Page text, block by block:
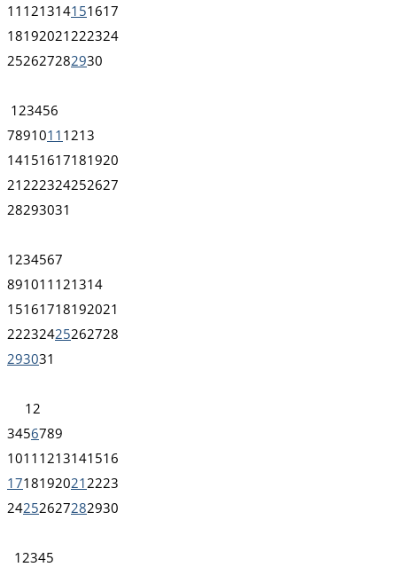
11 121314151617
18192021 222324
252627282930
1 23456
7891011 1213
14151617181920
21 222324252627
28293031
1 234567
891011 121314
15161718192021
22232425262728
293031
1 2
3456789
1011 1213141516
1718192021 2223
24252627282930
1 2345